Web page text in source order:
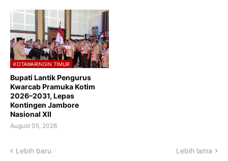
KOTAWARINGIN TIMUR
Bupati Lantik Pengurus
Kwarcab Pramuka Kotim
2026–2031, Lepas
Kontingen Jambore
Nasional XII
August 05, 2026
Lebih baru Lebih lama